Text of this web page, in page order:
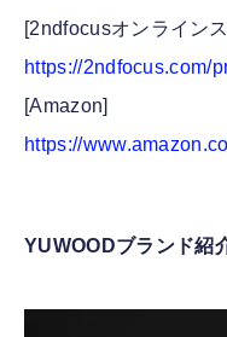
[2ndfocusオンライン
https://2ndfocus.com/
[Amazon]
https://
YUWOODブランド紹